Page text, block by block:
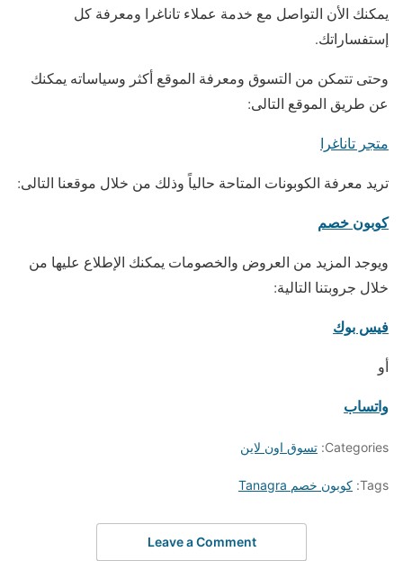
يمكنك الأن التواصل مع خدمة عملاء تاناغرا ومعرفة كل
إستفساراتك.
وحتى تتمكن من التسوق ومعرفة الموقع أكثر وسياساته يمكنك
عن طريق الموقع التالى:
متجر تاناغرا
تريد معرفة الكوبونات المتاحة حالياً وذلك من خلال موقعنا التالى:
كوبون خصم
ويوجد المزيد من العروض والخصومات يمكنك الإطلاع عليها من
خلال جروبتنا التالية:
فيس بوك
أو
واتساب
Categories: تسوق اون لاين
Tags: كوبون خصم Tanagra
Leave a Comment